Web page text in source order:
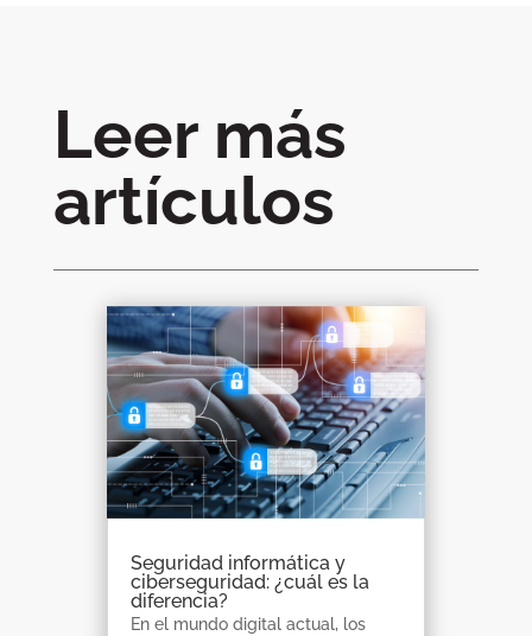
Leer más
artículos
Seguridad informática y
ciberseguridad: ¿cuál es la
diferencia?
En el mundo digital actual, los